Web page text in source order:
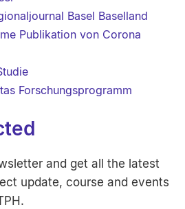
Basel Baselland
Publikation von Corona
Forschungsprogramm
and get all the latest
update, course and events